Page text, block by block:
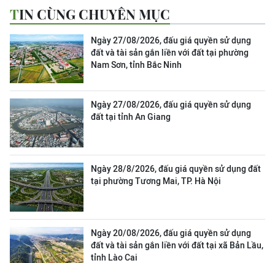
TIN CÙNG CHUYÊN MỤC
Ngày 27/08/2026, đấu giá quyền sử dụng
đất và tài sản gắn liền với đất tại phường
Nam Sơn, tỉnh Bắc Ninh
Ngày 27/08/2026, đấu giá quyền sử dụng
đất tại tỉnh An Giang
Ngày 28/8/2026, đấu giá quyền sử dụng đất
tại phường Tương Mai, TP. Hà Nội
Ngày 20/08/2026, đấu giá quyền sử dụng
đất và tài sản gắn liền với đất tại xã Bản Lầu,
tỉnh Lào Cai